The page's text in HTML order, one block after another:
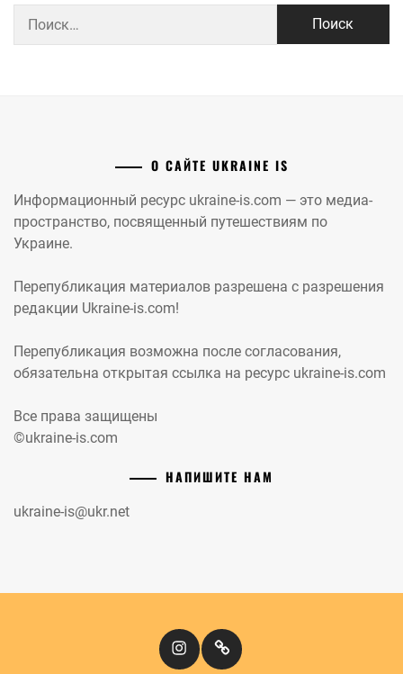
О САЙТЕ UKRAINE IS
Информационный ресурс ukraine-is.com — это медиа-
пространство, посвященный путешествиям по
Украине.
Перепубликация материалов разрешена с разрешения
редакции Ukraine-is.com!
Перепубликация возможна после согласования,
обязательна открытая ссылка на ресурс ukraine-is.com
Все права защищены
©ukraine-is.com
НАПИШИТЕ НАМ
ukraine-is@ukr.net
InstagramКіномандри